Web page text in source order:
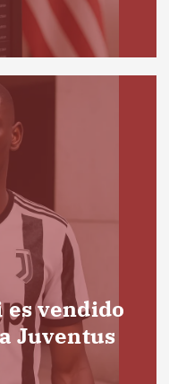
es vendido
Juventus